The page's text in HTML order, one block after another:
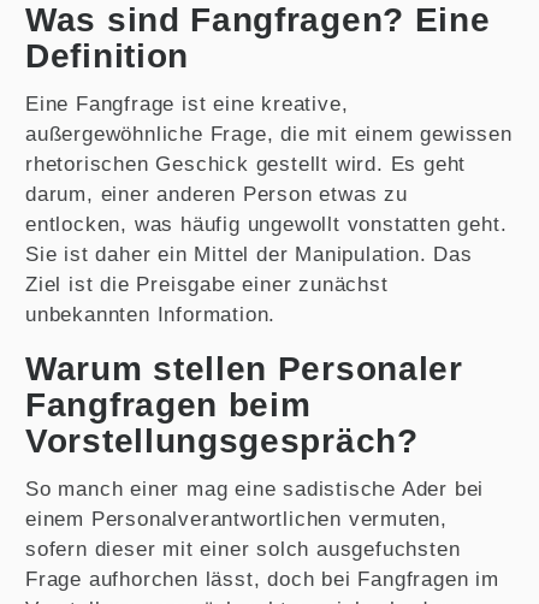
Was sind Fangfragen? Eine
Definition
Eine Fangfrage ist eine kreative,
außergewöhnliche Frage, die mit einem gewissen
rhetorischen Geschick gestellt wird. Es geht
darum, einer anderen Person etwas zu
entlocken, was häufig ungewollt vonstatten geht.
Sie ist daher ein Mittel der Manipulation. Das
Ziel ist die Preisgabe einer zunächst
unbekannten Information.
Warum stellen Personaler
Fangfragen beim
Vorstellungsgespräch?
So manch einer mag eine sadistische Ader bei
einem Personalverantwortlichen vermuten,
sofern dieser mit einer solch ausgefuchsten
Frage aufhorchen lässt, doch bei Fangfragen im